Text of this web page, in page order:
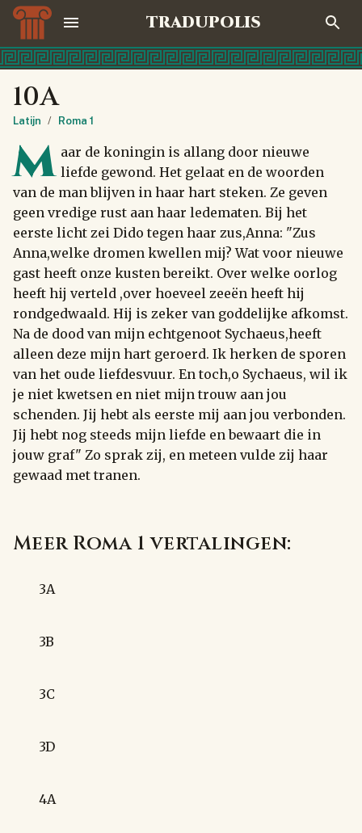
TRADUPOLIS
10A
Latijn / Roma 1
M aar de koningin is allang door nieuwe
liefde gewond. Het gelaat en de woorden
van de man blijven in haar hart steken. Ze geven
geen vredige rust aan haar ledematen. Bij het
eerste licht zei Dido tegen haar zus,Anna: "Zus
Anna,welke dromen kwellen mij? Wat voor nieuwe
gast heeft onze kusten bereikt. Over welke oorlog
heeft hij verteld ,over hoeveel zeeën heeft hij
rondgedwaald. Hij is zeker van goddelijke afkomst.
Na de dood van mijn echtgenoot Sychaeus,heeft
alleen deze mijn hart geroerd. Ik herken de sporen
van het oude liefdesvuur. En toch,o Sychaeus, wil ik
je niet kwetsen en niet mijn trouw aan jou
schenden. Jij hebt als eerste mij aan jou verbonden.
Jij hebt nog steeds mijn liefde en bewaart die in
jouw graf" Zo sprak zij, en meteen vulde zij haar
gewaad met tranen.
Meer Roma 1 vertalingen:
3A
3B
3C
3D
4A